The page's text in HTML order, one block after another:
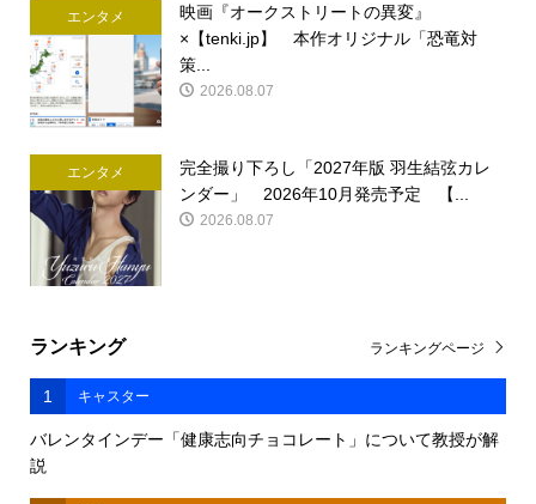
エンタメ
映画『オークストリートの異変』
×【tenki.jp】 本作オリジナル「恐竜対
策...
2026.08.07
エンタメ
完全撮り下ろし「2027年版 羽生結弦カレ
ンダー」 2026年10月発売予定 【...
2026.08.07
ランキング
1 キャスター
バレンタインデー「健康志向チョコレート」について教授が解
説
ランキングページ